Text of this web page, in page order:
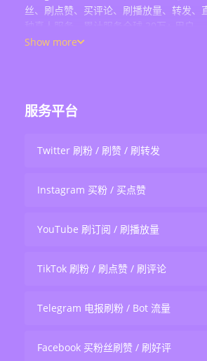
丝、刷点赞、买评论、刷播放量、转发、
种真人服务，累计服务全球 20万+ 用户。
Show more
服务平台
Twitter 刷粉 / 刷赞 / 刷转发
Instagram 买粉 / 买点赞
YouTube 刷订阅 / 刷播放量
TikTok 刷粉 / 刷点赞 / 刷评论
Telegram 电报刷粉 / Bot 流量
Facebook 买粉丝刷赞 / 刷好评